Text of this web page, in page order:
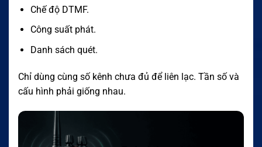
Chế độ DTMF.
Công suất phát.
Danh sách quét.
Chỉ dùng cùng số kênh chưa đủ để liên lạc. Tần số và
cấu hình phải giống nhau.